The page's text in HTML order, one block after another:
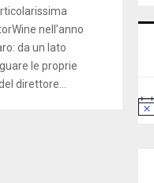
nell’anno
da un lato
le proprie
direttore...
N